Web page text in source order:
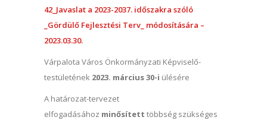
42_Javaslat a 2023-2037. időszakra szóló
_Gördülő Fejlesztési Terv_ módosítására –
2023.03.30.
Várpalota Város Önkormányzati Képviselő-
testületének 2023. március 30-i ülésére
A határozat-tervezet
elfogadásához minősített többség szükséges